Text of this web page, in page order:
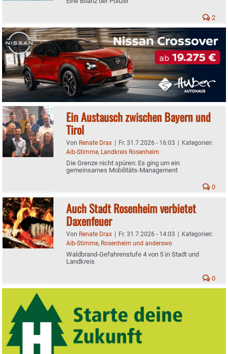
2
Ein Austausch zwischen Bayern und
Tirol
Von Renate Drax Fr. 31.7.2026 - 16:03
Kategorien:
Aib-Stimme, Landkreis Rosenheim
Die Grenze nicht spüren: Es ging um ein
gemeinsames Mobilitäts-Management
0
Auch Stadt Rosenheim verbietet
Daxenfeuer
Von Renate Drax Fr. 31.7.2026 - 14:03
Kategorien:
Aib-Stimme, Rosenheim und anderswo
Waldbrand-Gefahrenstufe 4 von 5 in Stadt und
Landkreis
0